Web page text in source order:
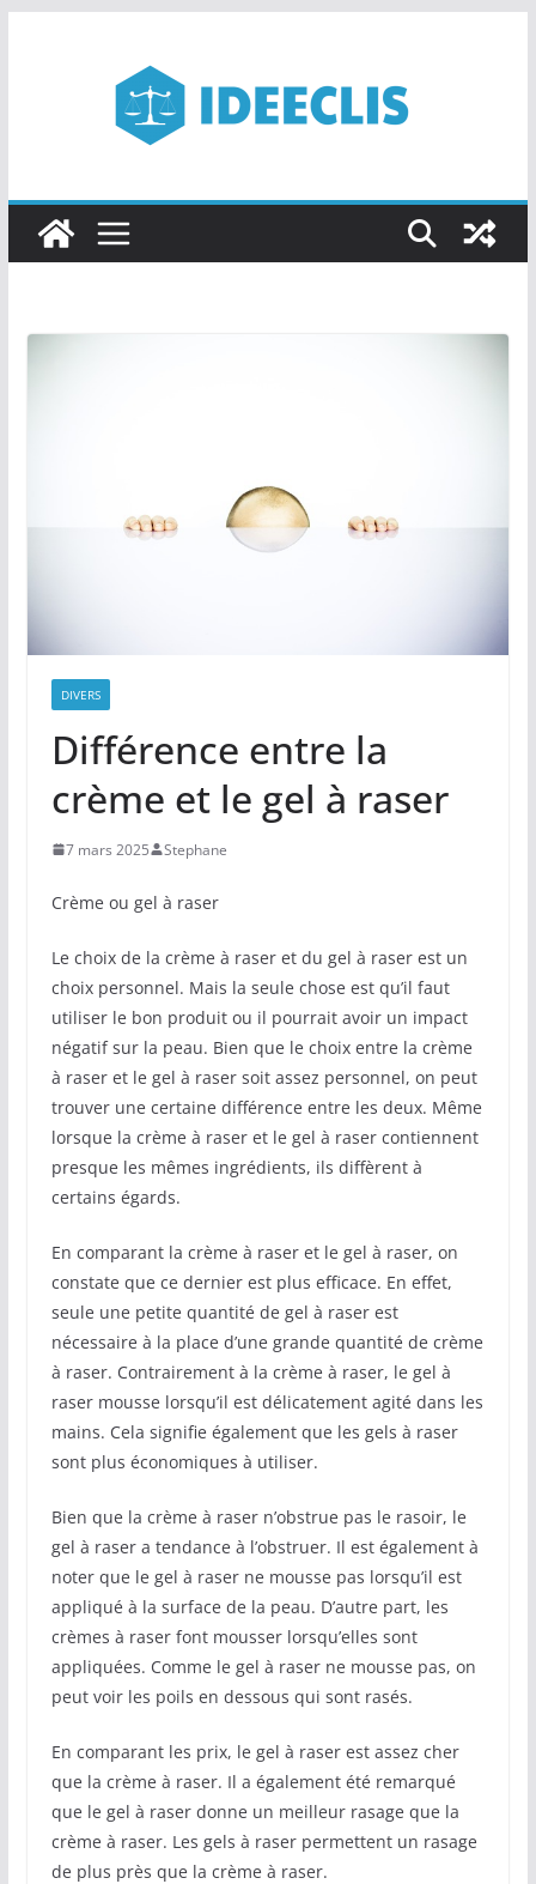
DIVERS
Différence entre la
crème et le gel à raser
7 mars 2025 Stephane
Crème ou gel à raser
Le choix de la crème à raser et du gel à raser est un
choix personnel. Mais la seule chose est qu’il faut
utiliser le bon produit ou il pourrait avoir un impact
négatif sur la peau. Bien que le choix entre la crème
à raser et le gel à raser soit assez personnel, on peut
trouver une certaine différence entre les deux. Même
lorsque la crème à raser et le gel à raser contiennent
presque les mêmes ingrédients, ils diffèrent à
certains égards.
En comparant la crème à raser et le gel à raser, on
constate que ce dernier est plus efficace. En effet,
seule une petite quantité de gel à raser est
nécessaire à la place d’une grande quantité de crème
à raser. Contrairement à la crème à raser, le gel à
raser mousse lorsqu’il est délicatement agité dans les
mains. Cela signifie également que les gels à raser
sont plus économiques à utiliser.
Bien que la crème à raser n’obstrue pas le rasoir, le
gel à raser a tendance à l’obstruer. Il est également à
noter que le gel à raser ne mousse pas lorsqu’il est
appliqué à la surface de la peau. D’autre part, les
crèmes à raser font mousser lorsqu’elles sont
appliquées. Comme le gel à raser ne mousse pas, on
peut voir les poils en dessous qui sont rasés.
En comparant les prix, le gel à raser est assez cher
que la crème à raser. Il a également été remarqué
que le gel à raser donne un meilleur rasage que la
crème à raser. Les gels à raser permettent un rasage
de plus près que la crème à raser.